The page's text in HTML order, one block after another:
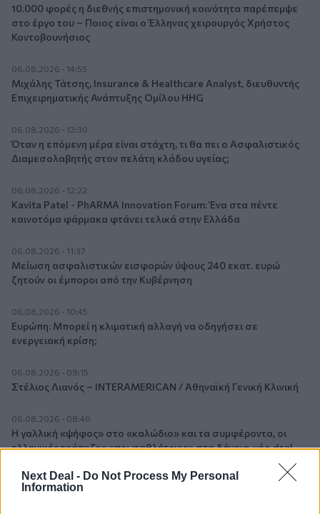
Next Deal - Do Not Process My Personal
Information
10.000 φορές η διεθνής επιστημονική κοινότητα παρέπεμψε
στο έργο του – Ποιος είναι ο Έλληνας χειρουργός Χρήστος
Κοντοβουνήσιος
06.08.2026 - 14:55
Μιχάλης Τάτσης, Insurance & Healthcare Analyst, διευθυντής
Επιχειρηματικής Ανάπτυξης Ομίλου HHG
06.08.2026 - 13:30
Όταν η επόμενη μέρα είναι στάχτη, τι θα πει ο Ασφαλιστικός
Διαμεσολαβητής στον πελάτη κλάδου υγείας;
06.08.2026 - 12:22
Kavita Patel - PhARMA Innovation Forum: Ένα στα πέντε
καινοτόμα φάρμακα φτάνει τελικά στην Ελλάδα
06.08.2026 - 11:37
Μείωση ασφαλιστικών εισφορών ύψους 240 εκατ. ευρώ
ζητούν οι έμποροι από την Κυβέρνηση
06.08.2026 - 10:45
Ευρώπη: Μπορεί η κλιματική αλλαγή να οδηγήσει σε
ενεργειακή κρίση;
06.08.2026 - 09:15
Στέλιος Λιανός – INTERAMERICAN / Αθηναϊκή Γενική Κλινική
06.08.2026 - 08:40
Η γαλλική «ψήφος» στο «καλώδιο» και τα συμφέροντα, οι
ελληνικές τράπεζες «πρωταθλήτριες» στα δάνεια, νέο deal
Βαρδινογιάννη- Εξάρχου και ο διπλασιασμός των κερδών της
ΔΕΗ